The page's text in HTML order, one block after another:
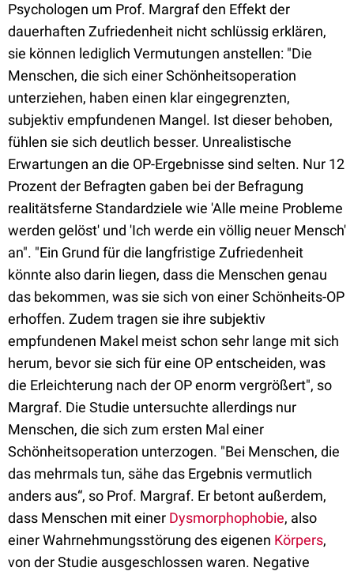
Psychologen um Prof. Margraf den Effekt der
dauerhaften Zufriedenheit nicht schlüssig erklären,
sie können lediglich Vermutungen anstellen: "Die
Menschen, die sich einer Schönheitsoperation
unterziehen, haben einen klar eingegrenzten,
subjektiv empfundenen Mangel. Ist dieser behoben,
fühlen sie sich deutlich besser. Unrealistische
Erwartungen an die OP-Ergebnisse sind selten. Nur 12
Prozent der Befragten gaben bei der Befragung
realitätsferne Standardziele wie 'Alle meine Probleme
werden gelöst' und 'Ich werde ein völlig neuer Mensch'
an". "Ein Grund für die langfristige Zufriedenheit
könnte also darin liegen, dass die Menschen genau
das bekommen, was sie sich von einer Schönheits-OP
erhoffen. Zudem tragen sie ihre subjektiv
empfundenen Makel meist schon sehr lange mit sich
herum, bevor sie sich für eine OP entscheiden, was
die Erleichterung nach der OP enorm vergrößert", so
Margraf. Die Studie untersuchte allerdings nur
Menschen, die sich zum ersten Mal einer
Schönheitsoperation unterzogen. "Bei Menschen, die
das mehrmals tun, sähe das Ergebnis vermutlich
anders aus“, so Prof. Margraf. Er betont außerdem,
dass Menschen mit einer Dysmorphophobie, also
einer Wahrnehmungsstörung des eigenen Körpers,
von der Studie ausgeschlossen waren. Negative